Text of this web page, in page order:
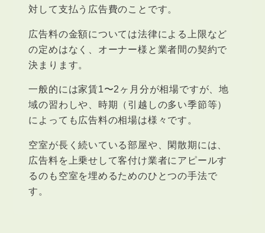
対して支払う広告費のことです。
広告料の金額については法律による上限など
の定めはなく、オーナー様と業者間の契約で
決まります。
一般的には家賃1〜2ヶ月分が相場ですが、地
域の習わしや、時期（引越しの多い季節等）
によっても広告料の相場は様々です。
空室が長く続いている部屋や、閑散期には、
広告料を上乗せして客付け業者にアピールす
るのも空室を埋めるためのひとつの手法で
す。